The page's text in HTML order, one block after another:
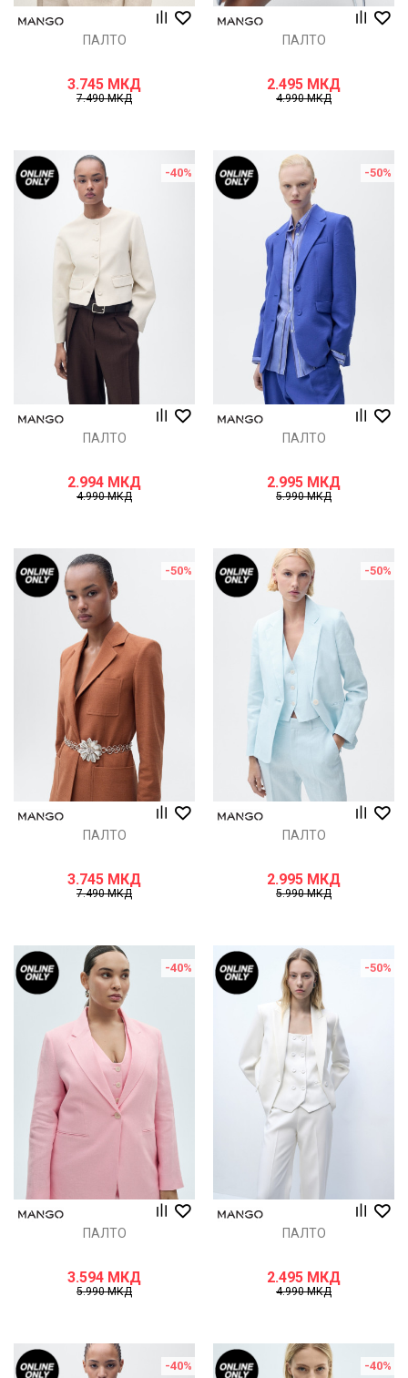
ПАЛТО
3.745 МКД
7.490МКД
ПАЛТО
2.495 МКД
4.990МКД
-40%
ПАЛТО
2.994 МКД
4.990МКД
-50%
ПАЛТО
2.995 МКД
5.990МКД
-50%
ПАЛТО
3.745 МКД
7.490МКД
-50%
ПАЛТО
2.995 МКД
5.990МКД
-40%
ПАЛТО
3.594 МКД
5.990МКД
-50%
ПАЛТО
2.495 МКД
4.990МКД
-40% -40%